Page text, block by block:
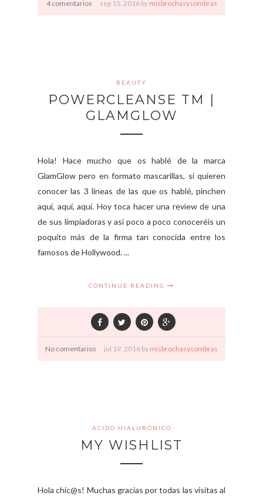
4 comentarios sep 15, 2016 by misbrochasysombras
BEAUTY
POWERCLEANSE TM |
GLAMGLOW
Hola! Hace mucho que os hablé de la marca
GlamGlow pero en formato mascarillas, si quieren
conocer las 3 líneas de las que os hablé, pinchen
aquí, aquí, aquí. Hoy toca hacer una review de una
de sus limpiadoras y así poco a poco conoceréis un
poquito más de la firma tan conocida entre los
famosos de Hollywood. ...
CONTINUE READING
No comentarios jul 19, 2016 by misbrochasysombras
ACIDO HIALURÓNICO
MY WISHLIST
Hola chic@s! Muchas gracias por todas las visitas al